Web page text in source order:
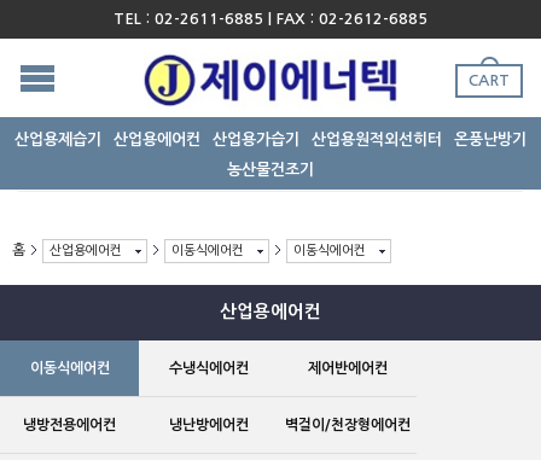
TEL : 02-2611-6885 | FAX : 02-2612-6885
CART
산업용제습기 산업용에어컨 산업용가습기 산업용원적외선히터
온풍난방기
농산물건조기
홈 산업용에어컨 이동식에어컨 이동식에어컨
산업용에어컨
이동식에어컨 수냉식에어컨 제어반에어컨
냉방전용에어컨 냉난방에어컨 벽걸이/천장형에어컨